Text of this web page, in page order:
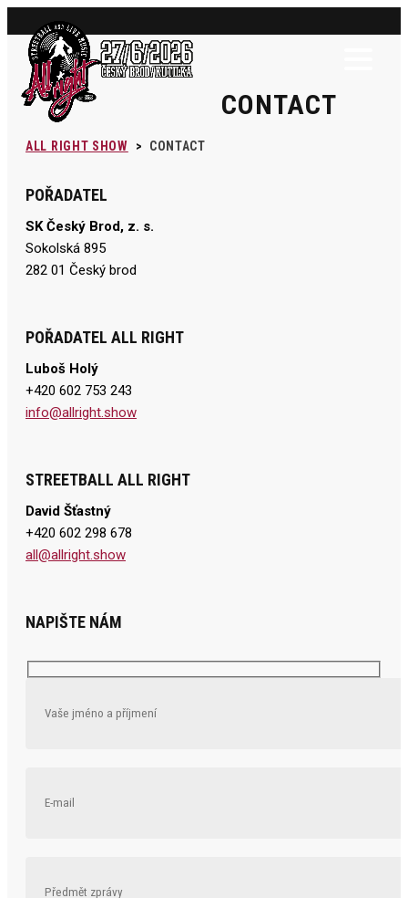
CONTACT
ALL RIGHT SHOW > CONTACT
POŘADATEL
SK Český Brod, z. s.
Sokolská 895
282 01 Český brod
POŘADATEL ALL RIGHT
Luboš Holý
+420 602 753 243
info@allright.show
STREETBALL ALL RIGHT
David Šťastný
+420 602 298 678
all@allright.show
NAPIŠTE NÁM